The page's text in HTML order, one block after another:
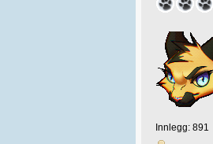
Innlegg: 891